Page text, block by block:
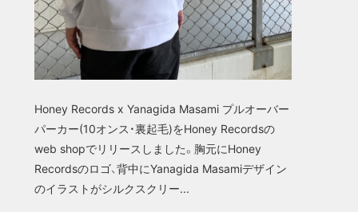
Honey Records x Yanagida Masami プルオーバー
パーカー(10オンス・裏起毛)をHoney Recordsの
web shopでリリースしました。胸元にHoney
Recordsのロゴ、背中にYanagida Masamiデザイン
のイラストがシルクスクリー...